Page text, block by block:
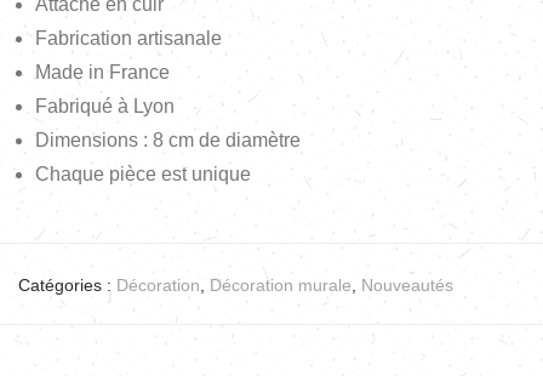
Fabrication artisanale
Made in France
Fabriqué à Lyon
Dimensions : 8 cm de diamètre
Chaque pièce est unique
Catégories : Décoration Décoration murale Nouveautés